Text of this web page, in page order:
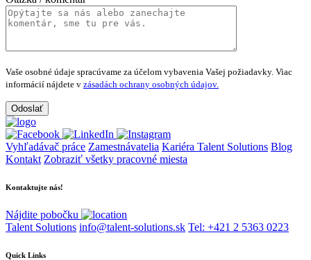
Vaše osobné údaje spracúvame za účelom vybavenia Vašej požiadavky. Viac
informácií nájdete v zásadách ochrany osobných údajov.
Vyhľadávač práce Zamestnávatelia Kariéra Talent Solutions Blog
Kontakt Zobraziť všetky pracovné miesta
Kontaktujte nás!
Nájdite pobočku
Talent Solutions info@talent-solutions.sk Tel: +421 2 5363 0223
Quick Links